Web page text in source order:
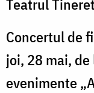
Teatrul
Concertul de
joi, 28 mai,
evenimente